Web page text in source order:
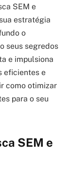
SEM e
estratégia
o
seus segredos
e impulsiona
eficientes e
como otimizar
para o seu
SEM e